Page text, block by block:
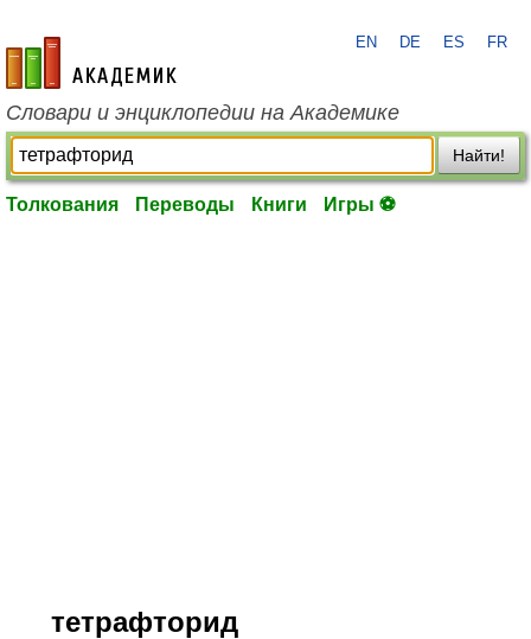
academic.ru
EN DE ES FR
Словари и энциклопедии на Академике
Найти!
Толкования Переводы Книги Игры ⚽
тетрафторид